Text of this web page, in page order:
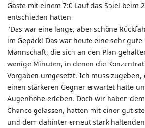
Gäste mit einem 7:0 Lauf das Spiel beim
entschieden hatten.
"Das war eine lange, aber schöne
im Gepäck! Das war heute eine sehr
Mannschaft, die sich an den Plan
wenige Minuten, in denen die
Vorgaben umgesetzt. Ich muss zugeben,
einen stärkeren Gegner erwartet hatte
Augenhöhe erleben. Doch wir haben
Chance gelassen, hatten mit einer gut
und dem dahinter erneut stark